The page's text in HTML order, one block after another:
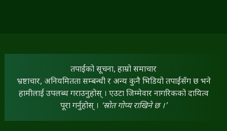
तपाईंको सूचना, हाम्रो समाचार
भ्रष्टाचार, अनियमितता सम्बन्धी र अन्य कुनै भिडियो तपाईंसँग छ भने
हामीलाई उपलब्ध गराउनुहोस् । एउटा जिम्मेवार नागरिकको दायित्व
पूरा गर्नुहोस् । ‘स्रोत गोप्य राखिने छ ।’